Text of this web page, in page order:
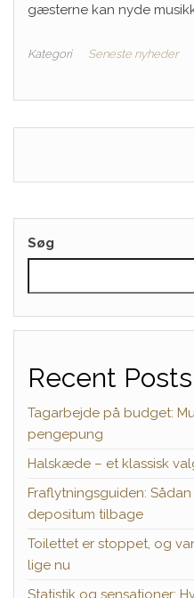
gæsterne kan nyde
Kategori Seneste nyheder
Søg
Recent Posts
Tagarbejde på budget:
pengepung
Halskæde – et klassisk
Fraflytningsguiden:
depositum tilbage
Toilettet er stoppet, og
lige nu
Statistik og sensationer: